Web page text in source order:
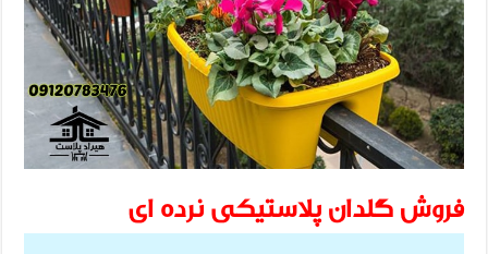
فروش گلدان پلاستیکی نرده ای